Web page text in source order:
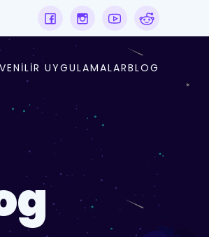
UYGULAMALARBLOG